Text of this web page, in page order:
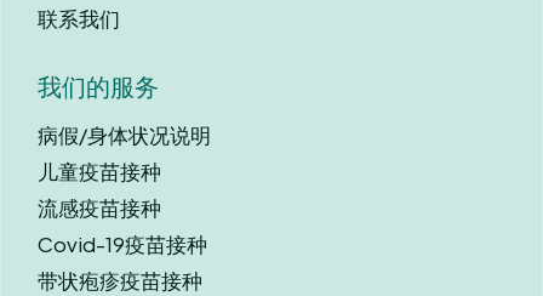
联系我们
我们的服务
病假/身体状况说明
儿童疫苗接种
流感疫苗接种
Covid-19疫苗接种
带状疱疹疫苗接种